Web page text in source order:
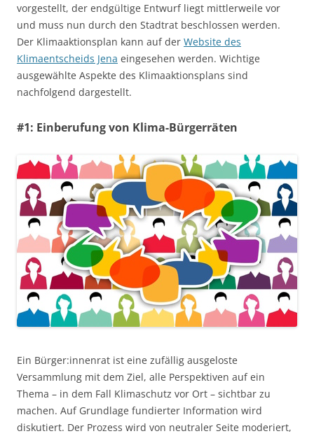
vorgestellt, der endgültige Entwurf liegt mittlerweile vor
und muss nun durch den Stadtrat beschlossen werden.
Der Klimaaktionsplan kann auf der Website des
Klimaentscheids Jena eingesehen werden. Wichtige
ausgewählte Aspekte des Klimaaktionsplans sind
nachfolgend dargestellt.
#1: Einberufung von Klima-Bürgerräten
Ein Bürger:innenrat ist eine zufällig ausgeloste
Versammlung mit dem Ziel, alle Perspektiven auf ein
Thema – in dem Fall Klimaschutz vor Ort – sichtbar zu
machen. Auf Grundlage fundierter Information wird
diskutiert. Der Prozess wird von neutraler Seite moderiert,